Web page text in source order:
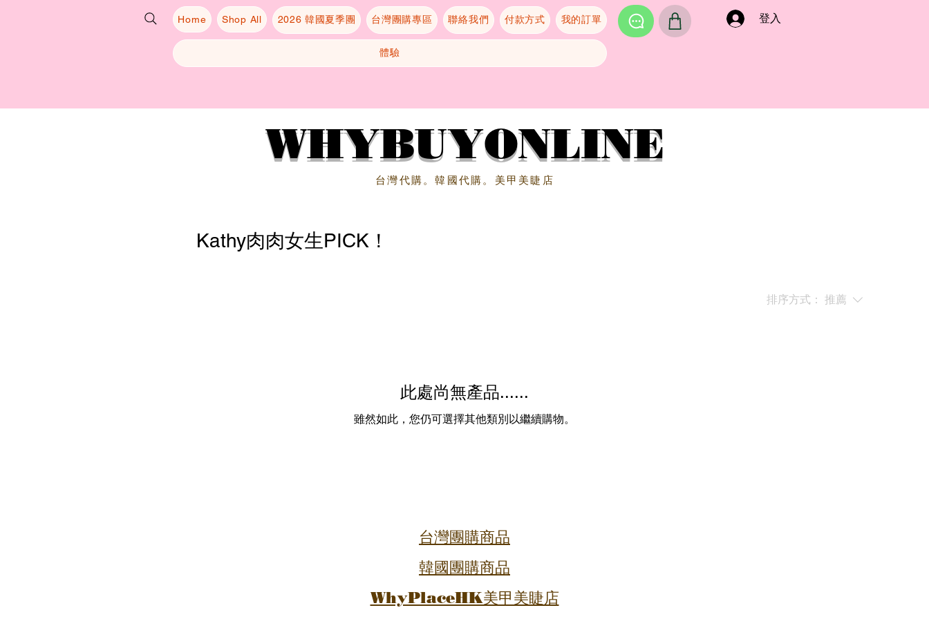
Home Shop All 2026 韓國夏季團 台灣團購專區 聯絡我們 付款方式 我的訂單
體驗
登入
WHYBUYONLINE
​台灣代購。韓國代購。美甲美睫店
Kathy肉肉女生PICK！
排序方式： 推薦
此處尚無產品......
雖然如此，您仍可選擇其他類別以繼續購物。
台灣團購商品
韓國團購商品
WhyPlaceHK美甲美睫店